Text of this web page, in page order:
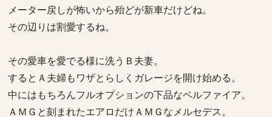
メーター戻しが怖いから殆どが新車だけどね。
その辺りは割愛するね。
その愛車を愛でる様に洗うＢ夫妻。
するとＡ夫婦もワザとらしくガレージを開け始める。
中にはもちろんフルオプションの下品なベルファイア。
ＡＭＧと刻まれたエアロだけＡＭＧなメルセデス。